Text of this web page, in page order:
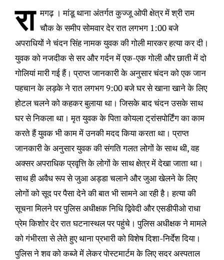
रा मगढ़ । मांडू थाना अंतर्गत कुज्जू ओपी क्षेत्र में श्री राम
चौक के समीप सोमवार देर रात लगभग 1:00 बजे
अपराधियों ने चंदन सिंह नामक युवक की गोली मारकर हत्या कर दी।
युवक को नजदीक से सर और गर्दन में एक-एक गोली और छाती में दो
गोलियां मारी गई हैं। प्राप्त जानकारी के अनुसार चंदन को एक जान
पहचान के लड़के ने रात लगभग 9:00 बजे घर से खाना खाने के लिए
होटल चलने को कहकर बुलाया था। जिसके बाद चंदन उसके साथ
घर से निकला था। मृत युवक के पिता कोयला ट्रांसपोर्टिंग का काम
करते हैं युवक भी काम में उनकी मदद किया करता था। प्राप्त
जानकारी के अनुसार युवक की संगति गलत लोगों के साथ थी, वह
अक्सर अपराधिक प्रवृत्ति के लोगों के साथ क्षेत्र में देखा जाता था।
साथ ही अवैध रूप से जुआ अड्डा चलाने और जुआ खेलने के लिए
लोगों को सूद पर पैसा देने की बात भी सामने आ रही है। हत्या की
सूचना मिलने पर पुलिस अधीक्षक निधि द्विवेदी और एसडीपीओ राधा
प्रेम किशोर देर रात घटनास्थल पर पहुंचे। पुलिस अधीक्षक ने मामले
को गंभीरता से लेते हुए थाना प्रभारी को विशेष दिशा-निर्देश दिया।
पुलिस ने शव को कब्जे में लेकर पोस्टमार्टम के लिए सदर अस्पताल